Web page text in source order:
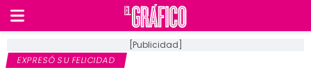
[Publicidad]
EXPRESÓ SU FELICIDAD